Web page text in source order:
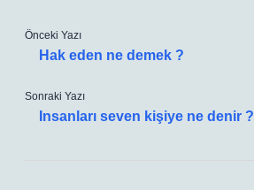
Önceki Yazı
Hak eden ne demek ?
Sonraki Yazı
Insanları seven kişiye ne denir ?